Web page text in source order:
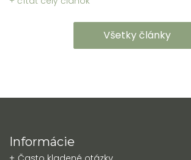
Všetky články
Informácie